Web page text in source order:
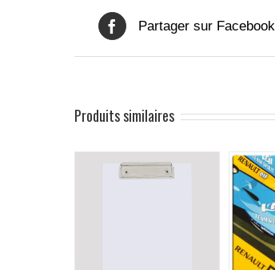
Partager sur Facebook
Produits similaires